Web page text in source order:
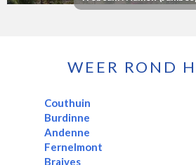
WEER ROND
Couthuin
Burdinne
Andenne
Fernelmont
Braives